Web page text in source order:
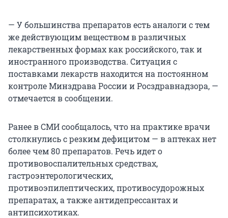
— У большинства препаратов есть аналоги с тем
же действующим веществом в различных
лекарственных формах как российского, так и
иностранного производства. Ситуация с
поставками лекарств находится на постоянном
контроле Минздрава России и Росздравнадзора, —
отмечается в сообщении.
Ранее в СМИ сообщалось, что на практике врачи
столкнулись с резким дефицитом — в аптеках нет
более чем 80 препаратов. Речь идет о
противовоспалительных средствах,
гастроэнтерологических,
противоэпилептических, противосудорожных
препаратах, а также антидепрессантах и
антипсихотиках.